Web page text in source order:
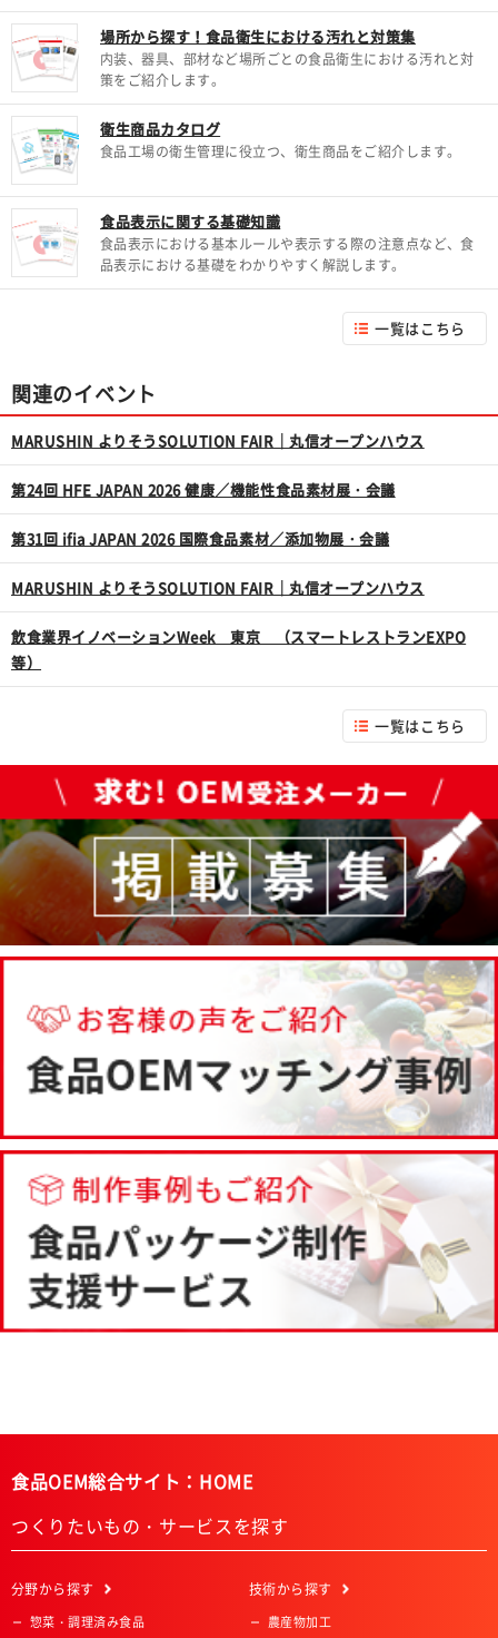
場所から探す！食品衛生における汚れと対策集
内装、器具、部材など場所ごとの食品衛生における汚れと対
策をご紹介します。
衛生商品カタログ
食品工場の衛生管理に役立つ、衛生商品をご紹介します。
食品表示に関する基礎知識
食品表示における基本ルールや表示する際の注意点など、食
品表示における基礎をわかりやすく解説します。
一覧はこちら
関連のイベント
MARUSHIN よりそうSOLUTION FAIR｜丸信オープンハウス
第24回 HFE JAPAN 2026 健康／機能性食品素材展・会議
第31回 ifia JAPAN 2026 国際食品素材／添加物展・会議
MARUSHIN よりそうSOLUTION FAIR｜丸信オープンハウス
飲食業界イノベーションWeek 東京 （スマートレストランEXPO
等）
一覧はこちら
食品OEM総合サイト：HOME
つくりたいもの・サービスを探す
分野から探す
惣菜・調理済み食品
技術から探す
農産物加工